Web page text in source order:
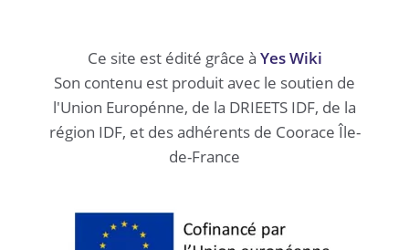
Ce site est édité grâce à Yes Wiki
Son contenu est produit avec le soutien de
l'Union Europénne, de la DRIEETS IDF, de la
région IDF, et des adhérents de Coorace Île-
de-France